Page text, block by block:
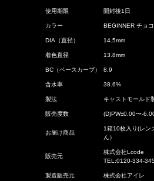
使用期限 開封後1日
カラー BEGINNER チョ
DIA（直径） 14.5mm
着色直径 13.8mm
BC（ベースカーブ） 8.9
含水率 38.6%
製法 キャストモールド
販売度数 (D)PW±0.00〜-
お届け商品
1箱10枚入り(レン
ん）
販売元
株式会社Lcode
TEL:0120-334-
製造販売元 株式会社アイレ